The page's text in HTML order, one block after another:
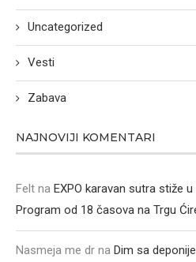
Uncategorized
Vesti
Zabava
NAJNOVIJI KOMENTARI
Felt na EXPO karavan sutra stiže
Program od 18 časova na Trgu
Nasmeja me dr na Dim sa